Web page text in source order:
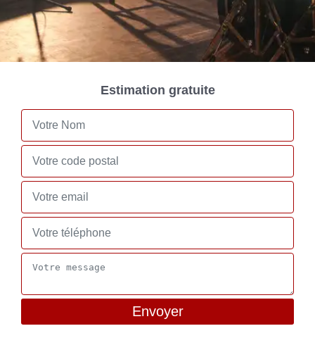
Estimation gratuite